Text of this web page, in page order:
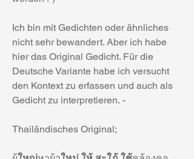
Ich bin mit Gedichten oder ähnliches
nicht sehr bewandert. Aber ich habe
hier das Original Gedicht. Für die
Deutsche Variante habe ich versucht
den Kontext zu erfassen und auch als
Gedicht zu interpretieren. -
Thailändisches Original;